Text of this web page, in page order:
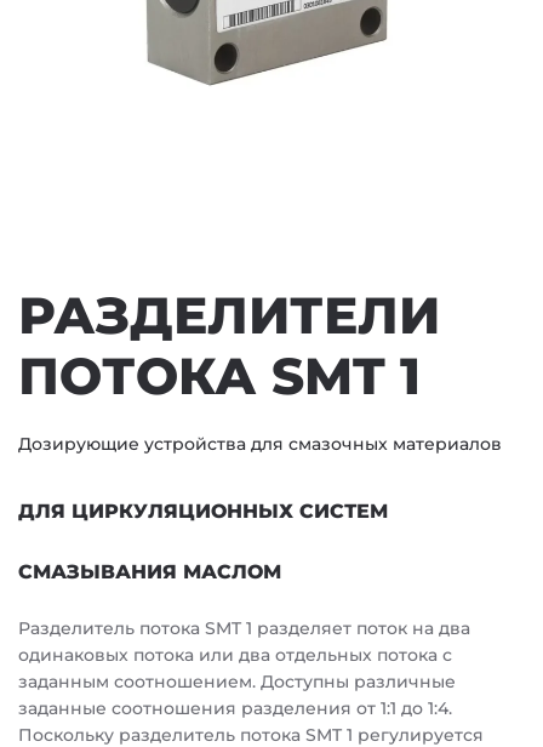
РАЗДЕЛИТЕЛИ
ПОТОКА SMT 1
Дозирующие устройства для смазочных материалов
ДЛЯ ЦИРКУЛЯЦИОННЫХ СИСТЕМ
СМАЗЫВАНИЯ МАСЛОМ
Разделитель потока SMT 1 разделяет поток на два
одинаковых потока или два отдельных потока с
заданным соотношением. Доступны различные
заданные соотношения разделения от 1:1 до 1:4.
Поскольку разделитель потока SMT 1 регулируется